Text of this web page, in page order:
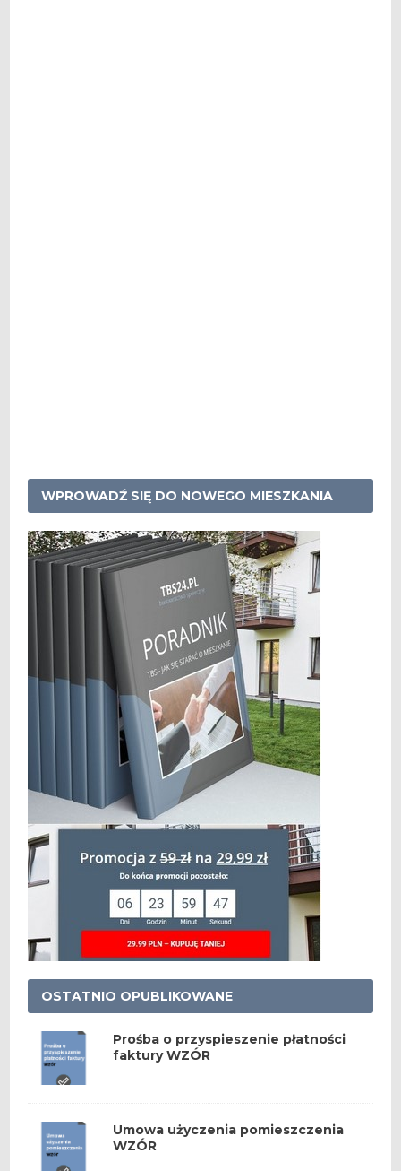
WPROWADŹ SIĘ DO NOWEGO MIESZKANIA
OSTATNIO OPUBLIKOWANE
Prośba o przyspieszenie płatności
faktury WZÓR
Umowa użyczenia pomieszczenia
WZÓR